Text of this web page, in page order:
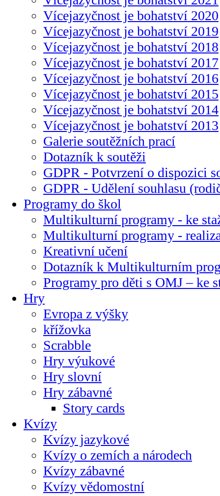
Vícejazyčnost je bohatství 2020
Vícejazyčnost je bohatství 2019
Vícejazyčnost je bohatství 2018
Vícejazyčnost je bohatství 2017
Vícejazyčnost je bohatství 2016
Vícejazyčnost je bohatství 2015
Vícejazyčnost je bohatství 2014
Vícejazyčnost je bohatství 2013
Galerie soutěžních prací
Dotazník k soutěži
GDPR - Potvrzení o dispozici
GDPR - Udělení souhlasu
Programy do škol
Multikulturní programy - ke
Multikulturní programy -
Kreativní učení
Dotazník k Multikulturním
Programy pro děti s OMJ – ke
Hry
Evropa z výšky
křížovka
Scrabble
Hry výukové
Hry slovní
Hry zábavné
Story cards
Kvízy
Kvízy jazykové
Kvízy o zemích a národech
Kvízy zábavné
Kvízy vědomostní